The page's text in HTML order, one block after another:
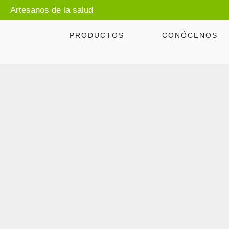
Artesanos de la salud
PRODUCTOS CONÓCENOS